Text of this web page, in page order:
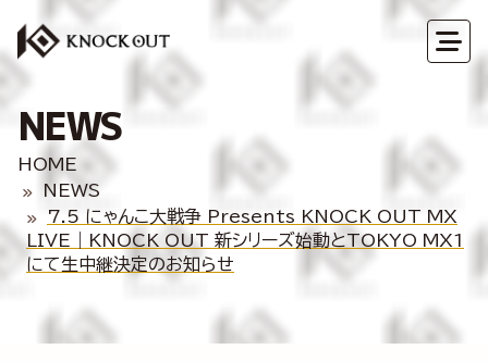
NEWS
HOME
NEWS
7.5 にゃんこ大戦争 Presents KNOCK OUT MX
LIVE｜KNOCK OUT 新シリーズ始動とTOKYO MX1
にて生中継決定のお知らせ